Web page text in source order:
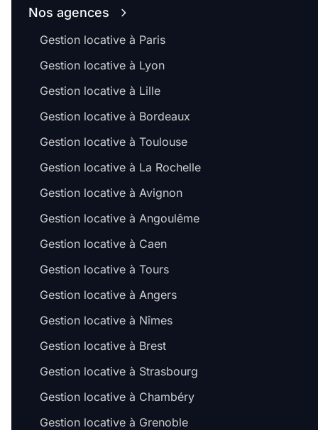
Nos agences
Gestion locative à Paris
Gestion locative à Lyon
Gestion locative à Lille
Gestion locative à Bordeaux
Gestion locative à Toulouse
Gestion locative à La Rochelle
Gestion locative à Avignon
Gestion locative à Angoulême
Gestion locative à Caen
Gestion locative à Tours
Gestion locative à Angers
Gestion locative à Nîmes
Gestion locative à Brest
Gestion locative à Strasbourg
Gestion locative à Chambéry
Gestion locative à Grenoble